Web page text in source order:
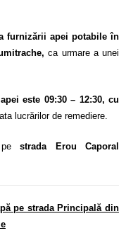
furnizării apei potabile în
ca urmare a unei
este 09:30 – 12:30, cu
lucrărilor de remediere.
pestrada Erou Caporal
pe strada Principală din